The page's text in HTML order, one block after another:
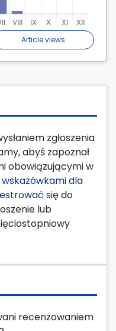
Article views
zgłoszenia
abyś zapoznał
obowiązującymi w
wskazówkami dla
siędo
lub
recenzowaniem